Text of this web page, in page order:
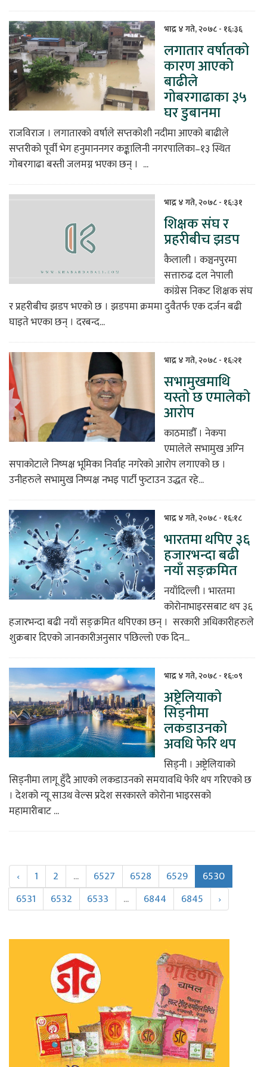
भाद्र ४ गते, २०७८ - १६:३६
लगातार वर्षातको
कारण आएको
बाढीले
गोबरगाढाका ३५
घर डुबानमा
राजविराज । लगातारको वर्षाले सप्तकोशी नदीमा आएको बाढीले
सप्तरीको पूर्वी भेग हनुमाननगर कङ्कालिनी नगरपालिका–१३ स्थित
गोबरगाढा बस्ती जलमग्न भएका छन् । ...
भाद्र ४ गते, २०७८ - १६:३१
शिक्षक संघ र
प्रहरीबीच झडप
कैलाली । कञ्चनपुरमा
सत्तारुढ दल नेपाली
कांग्रेस निकट शिक्षक संघ
र प्रहरीबीच झडप भएको छ । झडपमा क्रममा दुवैतर्फ एक दर्जन बढी
घाइते भएका छन् । दरबन्द...
भाद्र ४ गते, २०७८ - १६:२१
सभामुखमाथि
यस्तो छ एमालेको
आरोप
काठमाडौँ । नेकपा
एमालेले सभामुख अग्‍नि
सपाकोटाले निष्‍पक्ष भूमिका निर्वाह नगरेको आरोप लगाएको छ ।
उनीहरुले सभामुख निष्‍पक्ष नभइ पार्टी फुटाउन उद्धत रहे...
भाद्र ४ गते, २०७८ - १६:१८
भारतमा थपिए ३६
हजारभन्दा बढी
नयाँ सङ्क्रमित
नयाँदिल्ली । भारतमा
कोरोनाभाइरसबाट थप ३६
हजारभन्दा बढी नयाँ सङ्क्रमित थपिएका छन् । सरकारी अधिकारीहरुले
शुक्रबार दिएको जानकारीअनुसार पछिल्लो एक दिन...
भाद्र ४ गते, २०७८ - १६:०९
अष्ट्रेलियाको
सिड्नीमा
लकडाउनको
अवधि फेरि थप
सिड्नी । अष्ट्रेलियाको
सिड्नीमा लागू हुँदै आएको लकडाउनको समयावधि फेरि थप गरिएको छ
। देशको न्यू साउथ वेल्स प्रदेश सरकारले कोरोना भाइरसको
महामारीबाट ...
‹ 1 2 ... 6527 6528 6529
6530
6531
6532 6533 ... 6844 6845 ›